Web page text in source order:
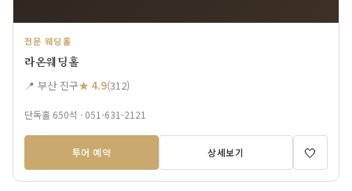
전문 웨딩홀
라온웨딩홀
📍 부산 진구★ 4.9(312)
단독홀 650석 · 051-631-2121
투어 예약 상세보기 🤍